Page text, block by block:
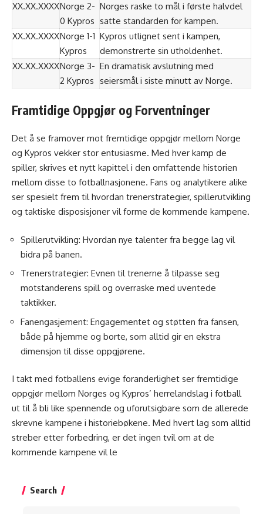
XX.XX.XXXXNorge 2-
0 Kypros
Norges raske to mål i første halvdel
satte standarden for kampen.
XX.XX.XXXXNorge 1-1
Kypros
Kypros utlignet sent i kampen,
demonstrerte sin utholdenhet.
XX.XX.XXXXNorge 3-
2 Kypros
En dramatisk avslutning med
seiersmål i siste minutt av Norge.
Framtidige Oppgjør og Forventninger
Det å se framover mot fremtidige oppgjør mellom Norge
og Kypros vekker stor entusiasme. Med hver kamp de
spiller, skrives et nytt kapittel i den omfattende historien
mellom disse to fotballnasjonene. Fans og analytikere alike
ser spesielt frem til hvordan trenerstrategier, spillerutvikling
og taktiske disposisjoner vil forme de kommende kampene.
Spillerutvikling: Hvordan nye talenter fra begge lag vil
bidra på banen.
Trenerstrategier: Evnen til trenerne å tilpasse seg
motstanderens spill og overraske med uventede
taktikker.
Fanengasjement: Engagementet og støtten fra fansen,
både på hjemme og borte, som alltid gir en ekstra
dimensjon til disse oppgjørene.
I takt med fotballens evige foranderlighet ser fremtidige
oppgjør mellom Norges og Kypros’ herrelandslag i fotball
ut til å bli like spennende og uforutsigbare som de allerede
skrevne kampene i historiebøkene. Med hvert lag som alltid
streber etter forbedring, er det ingen tvil om at de
kommende kampene vil le
Search